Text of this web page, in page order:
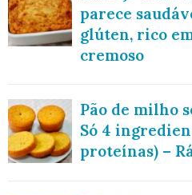
parece
glúten, rico
cremoso
Pão de milho
Só 4
proteínas) –